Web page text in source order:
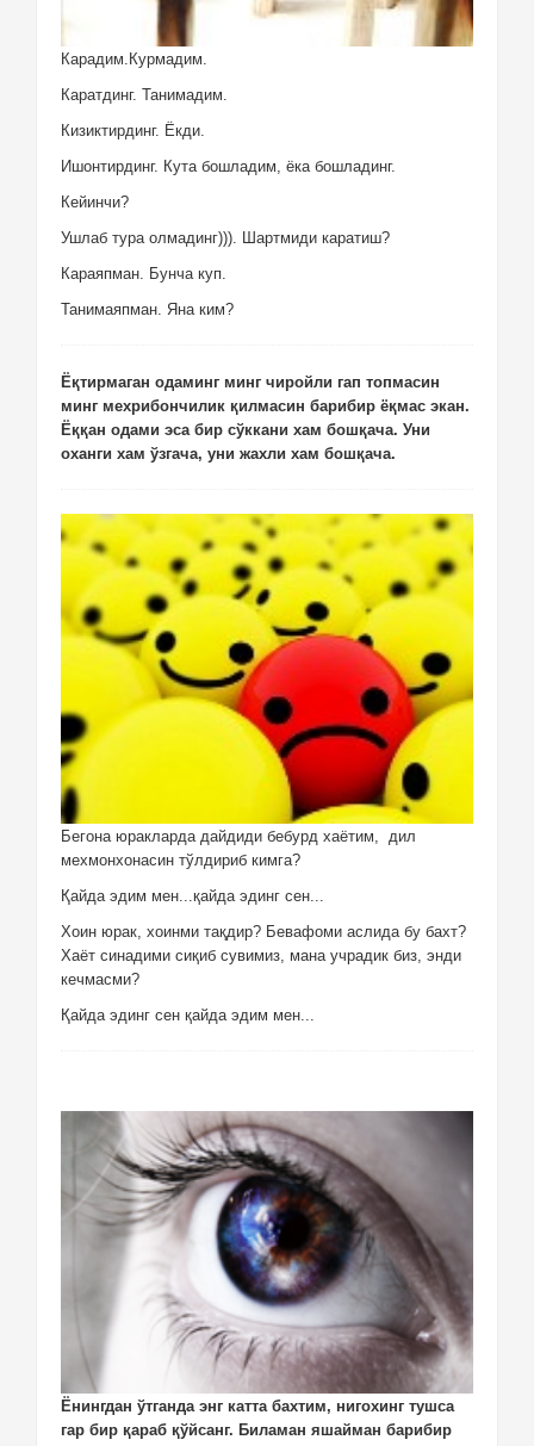
Карадим.Курмадим.
Каратдинг. Танимадим.
Кизиктирдинг. Ёкди.
Ишонтирдинг. Кута бошладим, ёка бошладинг.
Кейинчи?
Ушлаб тура олмадинг))). Шартмиди каратиш?
Караяпман. Бунча куп.
Танимаяпман. Яна ким?
Ёқтирмаган одаминг минг чиройли гап топмасин
минг мехрибончилик қилмасин барибир ёқмас экан.
Ёққан одами эса бир сўккани хам бошқача. Уни
оханги хам ўзгача, уни жахли хам бошқача.
Бегона юракларда дайдиди бебурд хаётим, дил
мехмонхонасин тўлдириб кимга?
Қайда эдим мен...қайда эдинг сен...
Хоин юрак, хоинми тақдир? Бевафоми аслида бу бахт?
Хаёт синадими сиқиб сувимиз, мана учрадик биз, энди
кечмасми?
Қайда эдинг сен қайда эдим мен...
Ёнингдан ўтганда энг катта бахтим, нигохинг тушса
гар бир қараб қўйсанг. Биламан яшайман барибир